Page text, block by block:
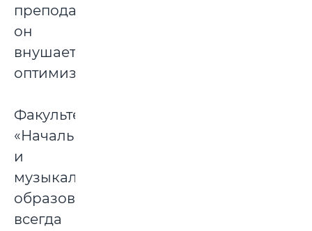
преподавателей
он
внушает
оптимизм.
Факультет
«Начального
и
музыкального
образования»
всегда